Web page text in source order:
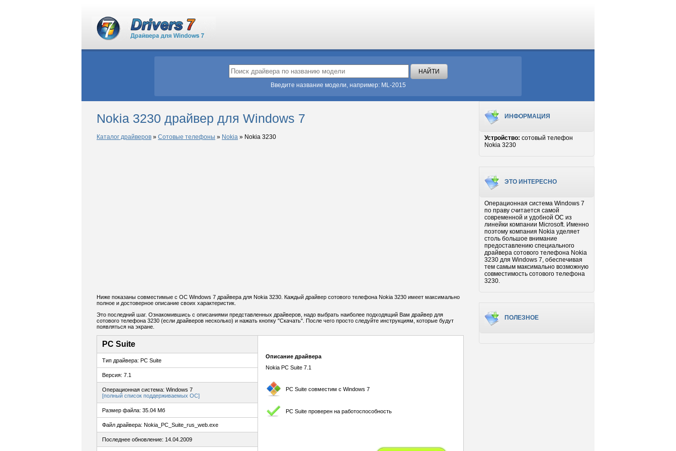
Введите название модели, например: ML-2015
Nokia 3230 драйвер для Windows 7
Каталог драйверов » Сотовые телефоны » Nokia » Nokia 3230
Ниже показаны совместимые с ОС Windows 7 драйвера для Nokia 3230. Каждый драйвер сотового телефона Nokia 3230 имеет максимально
полное и достоверное описание своих характеристик.
Это последний шаг. Ознакомившись с описаниями представленных драйверов, надо выбрать наиболее подходящий Вам драйвер для
сотового телефона 3230 (если драйверов несколько) и нажать кнопку "Скачать". После чего просто следуйте инструкциям, которые будут
появляться на экране.
PC Suite
Тип драйвера: PC Suite
Версия: 7.1
Операционная система: Windows 7
[полный список поддерживаемых ОС]
Размер файла: 35.04 Мб
Файл драйвера: Nokia_PC_Suite_rus_web.exe
Последнее обновление: 14.04.2009
Описание драйвера
Nokia PC Suite 7.1
PC Suite совместим с Windows 7
PC Suite проверен на работоспособность
ИНФОРМАЦИЯ
Устройство: сотовый телефон
Nokia 3230
ЭТО ИНТЕРЕСНО
Операционная система Windows 7
по праву считается самой
современной и удобной ОС из
линейки компании Microsoft. Именно
поэтому компания Nokia уделяет
столь большое внимание
предоставлению специального
драйвера сотового телефона Nokia
3230 для Windows 7, обеспечивая
тем самым максимально возможную
совместимость сотового телефона
3230.
ПОЛЕЗНОЕ